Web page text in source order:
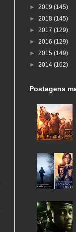
► 2019 (145)
► 2018 (145)
► 2017 (129)
► 2016 (129)
► 2015 (149)
► 2014 (162)
Postagens